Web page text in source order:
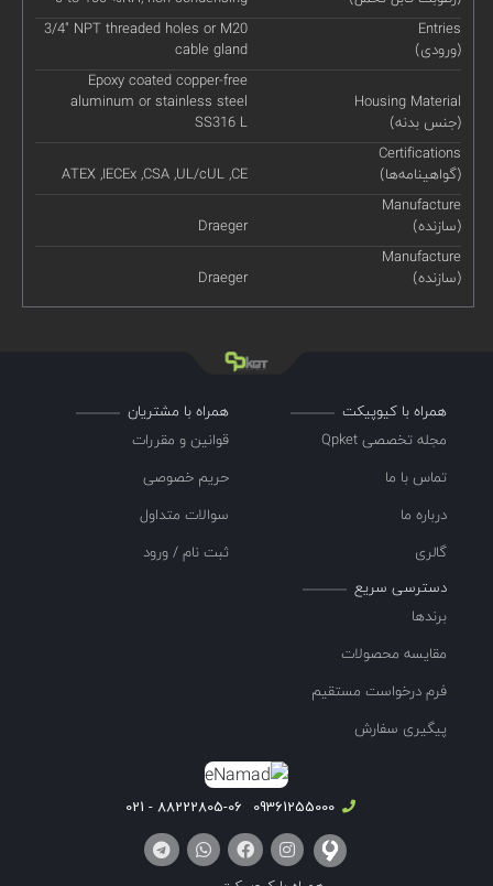
Entries
(ورودی)
3/4" NPT threaded holes or M20
cable gland
Housing Material
(جنس بدنه)
Epoxy coated copper-free
aluminum or stainless steel
SS316 L
Certifications
(گواهینامه‌ها)
ATEX ,IECEx ,CSA ,UL/cUL ,CE
Manufacture
(سازنده)
Draeger
Manufacture
(سازنده)
Draeger
همراه با کیوپیکت
مجله تخصصی Qpket
تماس با ما
درباره ما
گالری
همراه با مشتریان
قوانین و مقررات
حریم خصوصی
سوالات متداول
ثبت نام / ورود
دسترسی سریع
برندها
مقایسه محصولات
فرم درخواست مستقیم
پیگیری سفارش
09361255000
88222805-06 - 021